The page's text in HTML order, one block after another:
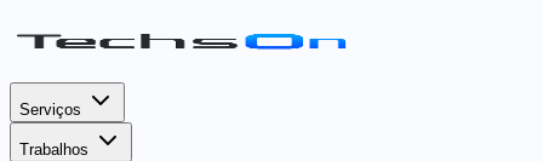
Serviços
Trabalhos